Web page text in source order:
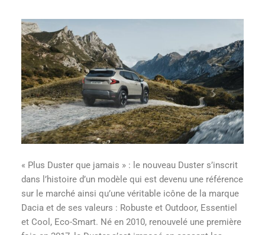
« Plus Duster que jamais » : le nouveau Duster s’inscrit
dans l’histoire d’un modèle qui est devenu une référence
sur le marché ainsi qu’une véritable icône de la marque
Dacia et de ses valeurs : Robuste et Outdoor, Essentiel
et Cool, Eco-Smart. Né en 2010, renouvelé une première